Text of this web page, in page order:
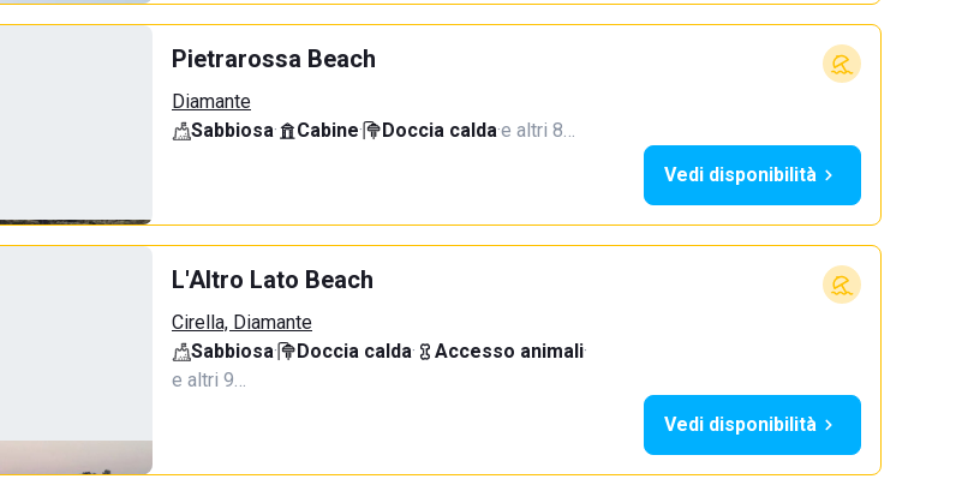
Pietrarossa Beach
Diamante
Sabbiosa· Cabine· Doccia calda·e altri 8…
Vedi disponibilità
L'Altro Lato Beach
Cirella, Diamante
Sabbiosa· Doccia calda· Accesso animali·
e altri 9…
Vedi disponibilità